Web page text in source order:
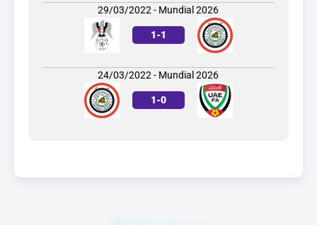
29/03/2022 - Mundial 2026
1-1
24/03/2022 - Mundial 2026
1-0